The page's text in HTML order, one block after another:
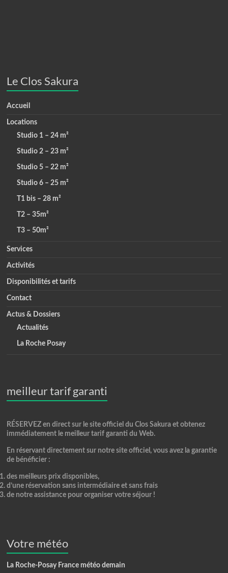
Le Clos Sakura
Accueil
Locations
Studio 1 – 24 m²
Studio 2 – 23 m²
Studio 5 – 22 m²
Studio 6 – 25 m²
T1 bis – 28 m²
T2 – 35m²
T3 – 50m²
Services
Activités
Disponibilités et tarifs
Contact
Actus & Dossiers
Actualités
La Roche Posay
meilleur tarif garanti
RÉSERVEZ en direct sur le site officiel du Clos Sakura et obtenez
immédiatement le meilleur tarif garanti du Web.
En réservant directement sur notre site officiel, vous avez lagarantie
de bénéficier :
des meilleurs prix disponibles,
d’une réservation sans intermédiaire et sans frais
de notre assistance pour organiser votre séjour !
Votre météo
La Roche-Posay France météo demain